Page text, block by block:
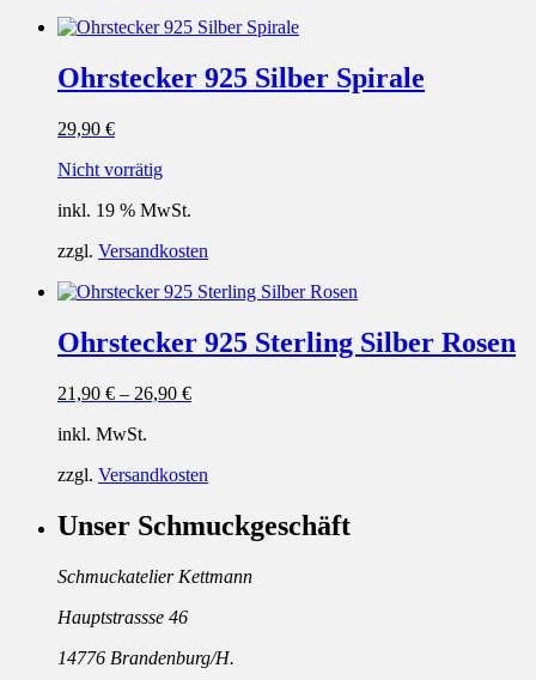
Ohrstecker 925 Silber Spirale
29,90 €
Nicht vorrätig
inkl. 19 % MwSt.
zzgl. Versandkosten
Ohrstecker 925 Sterling Silber Rosen
21,90 € – 26,90 €
inkl. MwSt.
zzgl. Versandkosten
Unser Schmuckgeschäft
Schmuckatelier Kettmann
Hauptstrassse 46
14776 Brandenburg/H.